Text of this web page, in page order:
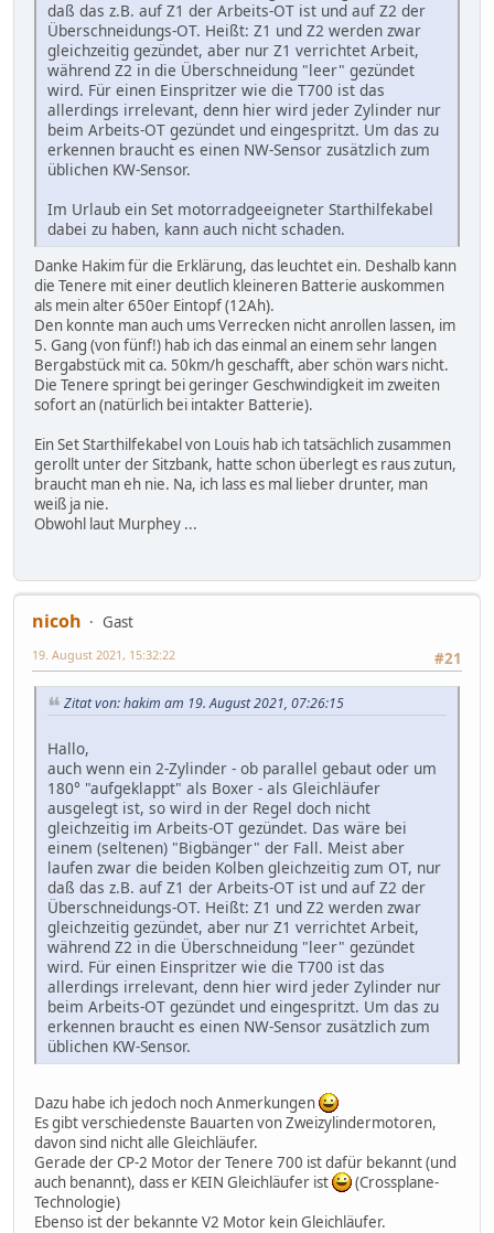
daß das z.B. auf Z1 der Arbeits-OT ist und auf Z2 der
Überschneidungs-OT. Heißt: Z1 und Z2 werden zwar
gleichzeitig gezündet, aber nur Z1 verrichtet Arbeit,
während Z2 in die Überschneidung "leer" gezündet
wird. Für einen Einspritzer wie die T700 ist das
allerdings irrelevant, denn hier wird jeder Zylinder nur
beim Arbeits-OT gezündet und eingespritzt. Um das zu
erkennen braucht es einen NW-Sensor zusätzlich zum
üblichen KW-Sensor.
Im Urlaub ein Set motorradgeeigneter Starthilfekabel
dabei zu haben, kann auch nicht schaden.
Danke Hakim für die Erklärung, das leuchtet ein. Deshalb kann
die Tenere mit einer deutlich kleineren Batterie auskommen
als mein alter 650er Eintopf (12Ah).
Den konnte man auch ums Verrecken nicht anrollen lassen, im
5. Gang (von fünf!) hab ich das einmal an einem sehr langen
Bergabstück mit ca. 50km/h geschafft, aber schön wars nicht.
Die Tenere springt bei geringer Geschwindigkeit im zweiten
sofort an (natürlich bei intakter Batterie).
Ein Set Starthilfekabel von Louis hab ich tatsächlich zusammen
gerollt unter der Sitzbank, hatte schon überlegt es raus zutun,
braucht man eh nie. Na, ich lass es mal lieber drunter, man
weiß ja nie.
Obwohl laut Murphey ...
nicoh
Gast
#21
19. August 2021, 15:32:22
Zitat von: hakim am 19. August 2021, 07:26:15
Hallo,
auch wenn ein 2-Zylinder - ob parallel gebaut oder um
180° "aufgeklappt" als Boxer - als Gleichläufer
ausgelegt ist, so wird in der Regel doch nicht
gleichzeitig im Arbeits-OT gezündet. Das wäre bei
einem (seltenen) "Bigbänger" der Fall. Meist aber
laufen zwar die beiden Kolben gleichzeitig zum OT, nur
daß das z.B. auf Z1 der Arbeits-OT ist und auf Z2 der
Überschneidungs-OT. Heißt: Z1 und Z2 werden zwar
gleichzeitig gezündet, aber nur Z1 verrichtet Arbeit,
während Z2 in die Überschneidung "leer" gezündet
wird. Für einen Einspritzer wie die T700 ist das
allerdings irrelevant, denn hier wird jeder Zylinder nur
beim Arbeits-OT gezündet und eingespritzt. Um das zu
erkennen braucht es einen NW-Sensor zusätzlich zum
üblichen KW-Sensor.
Dazu habe ich jedoch noch Anmerkungen
Es gibt verschiedenste Bauarten von Zweizylindermotoren,
davon sind nicht alle Gleichläufer.
Gerade der CP-2 Motor der Tenere 700 ist dafür bekannt (und
auch benannt), dass er KEIN Gleichläufer ist
(Crossplane-
Technologie)
Ebenso ist der bekannte V2 Motor kein Gleichläufer.